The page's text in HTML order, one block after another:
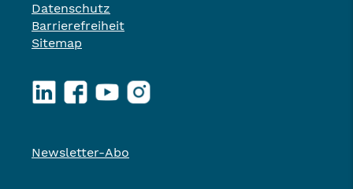
Datenschutz
Barrierefreiheit
Sitemap
LinkedInFacebookYouTubeInstagram
Newsletter-Abo